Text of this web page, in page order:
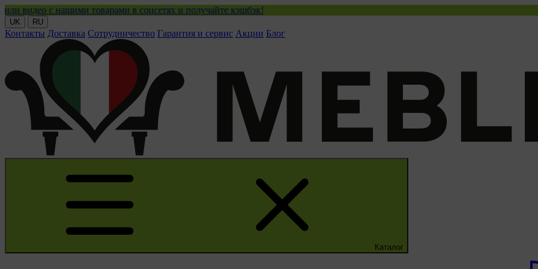
товарами в соцсетях и получайте кэшбэк!
UK RU
Контакты Доставка Сотрудничество Гарантия и сервис Акции Блог
Каталог